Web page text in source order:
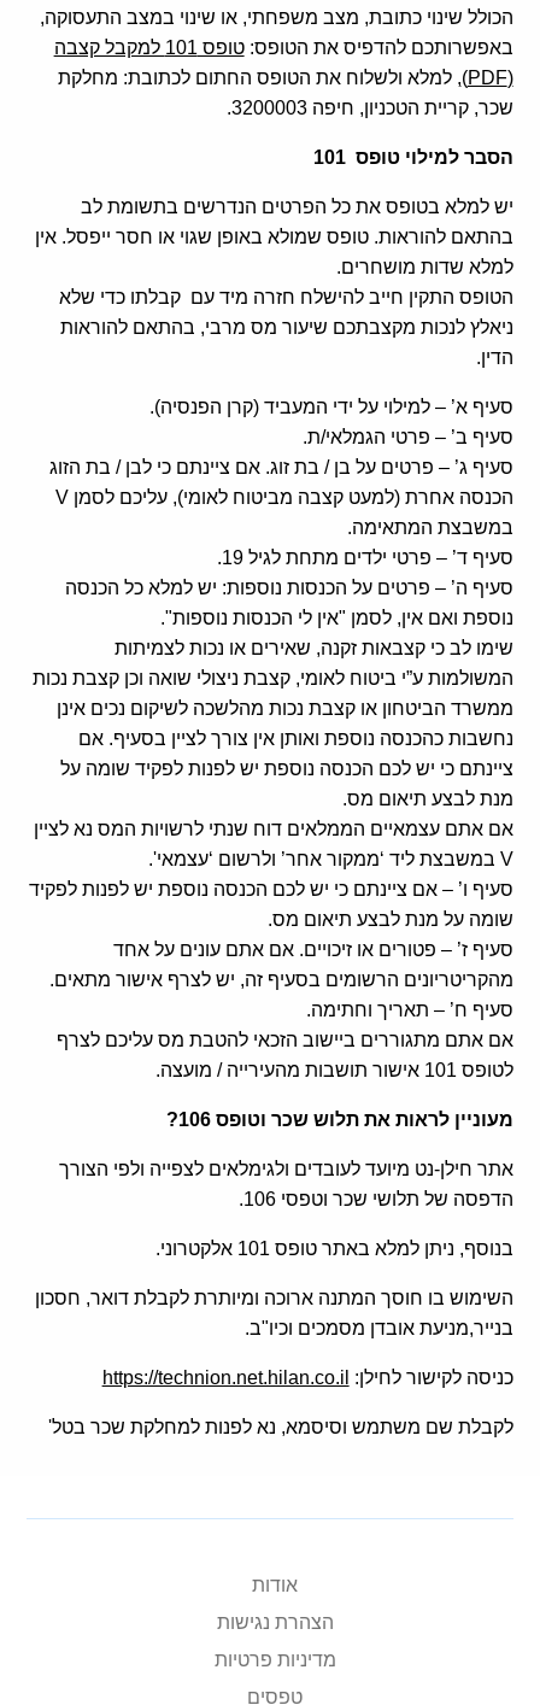
הכולל שינוי כתובת, מצב משפחתי, או שינוי במצב התעסוקה,
באפשרותכם להדפיס את הטופס:
טופס 101 למקבל קצבה
(PDF)
, למלא ולשלוח את הטופס החתום לכתובת: מחלקת
שכר, קריית הטכניון, חיפה 3200003.
הסבר למילוי טופס 101
יש למלא בטופס את כל הפרטים הנדרשים בתשומת לב
בהתאם להוראות. טופס שמולא באופן שגוי או חסר ייפסל. אין
למלא שדות מושחרים.
הטופס התקין חייב להישלח חזרה מיד עם קבלתו כדי שלא
ניאלץ לנכות מקצבתכם שיעור מס מרבי, בהתאם להוראות
הדין.
סעיף א’ – למילוי על ידי המעביד (קרן הפנסיה).
סעיף ב’ – פרטי הגמלאי/ת.
סעיף ג’ – פרטים על בן / בת זוג. אם ציינתם כי לבן / בת הזוג
הכנסה אחרת (למעט קצבה מביטוח לאומי), עליכם לסמן V
במשבצת המתאימה.
סעיף ד’ – פרטי ילדים מתחת לגיל 19.
סעיף ה’ – פרטים על הכנסות נוספות: יש למלא כל הכנסה
נוספת ואם אין, לסמן "אין לי הכנסות נוספות".
שימו לב כי קצבאות זקנה, שאירים או נכות לצמיתות
המשולמות ע”י ביטוח לאומי, קצבת ניצולי שואה וכן קצבת נכות
ממשרד הביטחון או קצבת נכות מהלשכה לשיקום נכים אינן
נחשבות כהכנסה נוספת ואותן אין צורך לציין בסעיף. אם
ציינתם כי יש לכם הכנסה נוספת יש לפנות לפקיד שומה על
מנת לבצע תיאום מס.
אם אתם עצמאיים הממלאים דוח שנתי לרשויות המס נא לציין
V במשבצת ליד ‘ממקור אחר’ ולרשום ‘עצמאי'.
סעיף ו’ – אם ציינתם כי יש לכם הכנסה נוספת יש לפנות לפקיד
שומה על מנת לבצע תיאום מס.
סעיף ז’ – פטורים או זיכויים. אם אתם עונים על אחד
מהקריטריונים הרשומים בסעיף זה, יש לצרף אישור מתאים.
סעיף ח’ – תאריך וחתימה.
אם אתם מתגוררים ביישוב הזכאי להטבת מס עליכם לצרף
לטופס 101 אישור תושבות מהעירייה / מועצה.
מעוניין לראות את תלוש שכר וטופס 106?
אתר חילן-נט מיועד לעובדים ולגימלאים לצפייה ולפי הצורך
הדפסה של תלושי שכר וטפסי 106.
בנוסף, ניתן למלא באתר טופס 101 אלקטרוני.
השימוש בו חוסך המתנה ארוכה ומיותרת לקבלת דואר, חסכון
בנייר,מניעת אובדן מסמכים וכיו"ב.
כניסה לקישור לחילן: https://technion.net.hilan.co.il
לקבלת שם משתמש וסיסמא, נא לפנות למחלקת שכר בטל'
אודות
הצהרת נגישות
מדיניות פרטיות
טפסים